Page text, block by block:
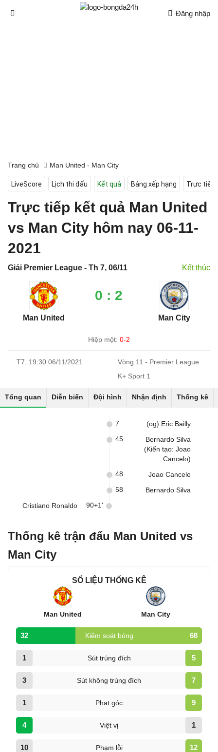
Đăng nhập
Trang chủ Man United - Man City
LiveScore Lịch thi đấu Kết quả Bảng xếp hạng Trực tiếp
Trực tiếp kết quả Man United
vs Man City hôm nay 06-11-
2021
Giải Premier League - Th 7, 06/11 Kết thúc
Man United
0 : 2
Man City
Hiệp một: 0-2
T7, 19:30 06/11/2021
Vòng 11 - Premier League
K+ Sport 1
Tổng quan Diễn biến Đội hình Nhận định Thống kê
(og) Eric Bailly
7
Bernardo Silva
(Kiến tạo: Joao
Cancelo)
45
Joao Cancelo
48
Bernardo Silva
58
Cristiano Ronaldo 90+1'
Thống kê trận đấu Man United vs
Man City
SỐ LIỆU THỐNG KÊ
Man United Man City
32 Kiểm soát bóng 68
1 Sút trúng đích 5
3 Sút không trúng đích 7
1 Phạt góc 9
4 Việt vị 1
10 Phạm lỗi 12